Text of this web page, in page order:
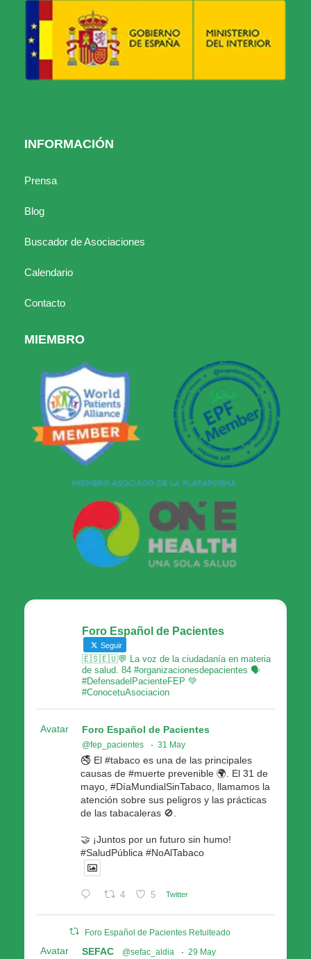
INFORMACIÓN
Prensa
Blog
Buscador de Asociaciones
Calendario
Contacto
MIEMBRO
Foro Español de Pacientes
Seguir
🇪🇸🇪🇺💬 La voz de la ciudadanía en materia
de salud. 84 #organizacionesdepacientes 🗣
#DefensadelPacienteFEP 💚
#ConocetuAsociacion
Avatar Foro Español de Pacientes
@fep_pacientes · 31 May
🚭 El #tabaco es una de las principales
causas de #muerte prevenible 🌍. El 31 de
mayo, #DíaMundialSinTabaco, llamamos la
atención sobre sus peligros y las prácticas
de las tabacaleras 🚫.
🤝 ¡Juntos por un futuro sin humo!
#SaludPública #NoAlTabaco
4 5 Twitter
Foro Español de Pacientes Retuiteado
Avatar SEFAC @sefac_aldia · 29 May